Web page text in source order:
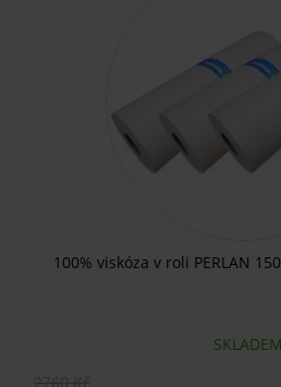
100% viskóza v roli PERLAN
SKLADEM